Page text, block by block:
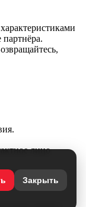
Закрыть
лицо